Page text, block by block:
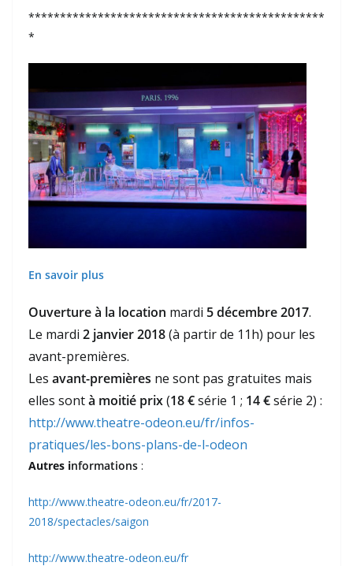
***********************************************
*
En savoir plus
Ouverture à la location mardi 5 décembre 2017.
Le mardi 2 janvier2018(à partir de 11h) pour les
avant-premières.
Les avant-premières ne sont pas gratuites mais
elles sontà moitié prix(18 €série 1 ; 14 €série 2) :
http://www.theatre-odeon.eu/fr/infos-
pratiques/les-bons-plans-de-l-odeon
Autres informations :
http://www.theatre-odeon.eu/fr/2017-
2018/spectacles/saigon
http://www.theatre-odeon.eu/fr